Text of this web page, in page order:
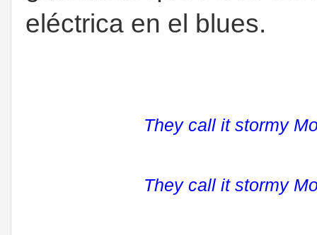
eléctrica en el blues.
They call it stormy
They call it stormy